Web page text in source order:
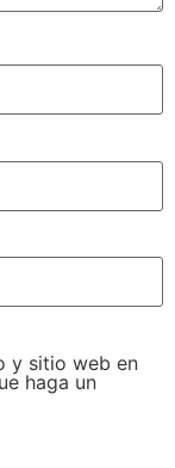
y sitio web en
haga un